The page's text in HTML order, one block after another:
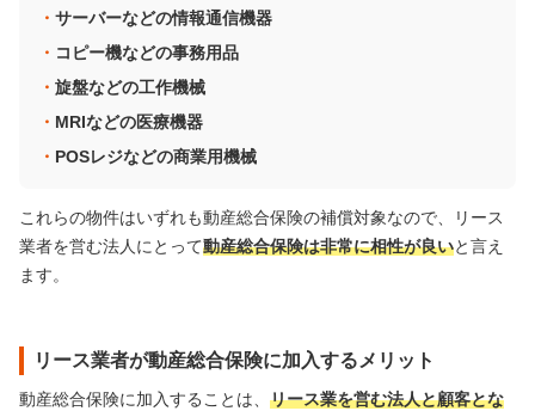
サーバーなどの情報通信機器
コピー機などの事務用品
旋盤などの工作機械
MRIなどの医療機器
POSレジなどの商業用機械
これらの物件はいずれも動産総合保険の補償対象なので、リース
業者を営む法人にとって動産総合保険は非常に相性が良いと言え
ます。
リース業者が動産総合保険に加入するメリット
動産総合保険に加入することは、 リース業を営む法人と顧客とな